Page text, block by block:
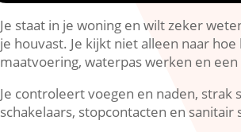
Je staat in je woning en wilt zeker
je houvast.​ Je kijkt niet alleen naar
maatvoering, waterpas werken en
Je controleert voegen en naden,
schakelaars, stopcontacten en